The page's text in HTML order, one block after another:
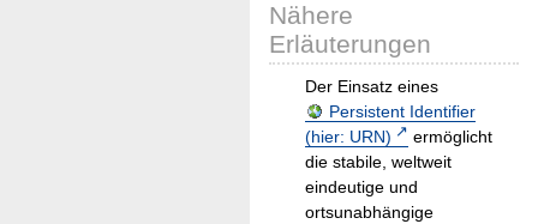
Nähere
Erläuterungen
Der Einsatz eines
Persistent Identifier
(hier: URN)
ermöglicht
die stabile, weltweit
eindeutige und
ortsunabhängige